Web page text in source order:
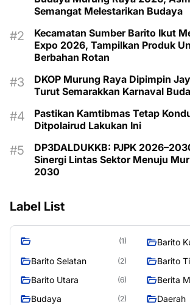
Semangat Melestarikan Budaya
Kecamatan Sumber Barito Ikut
Expo 2026, Tampilkan Produk
Berbahan Rotan
DKOP Murung Raya Dipimpin
Turut Semarakkan Karnaval
Pastikan Kamtibmas Tetap
Ditpolairud Lakukan Ini
DP3DALDUKKB: PJPK
Sinergi Lintas Sektor Menuju
2030
Label List
(1) Barito
Barito Selatan (2) Barito
Barito Utara (6) Berita
Budaya (2) Daerah